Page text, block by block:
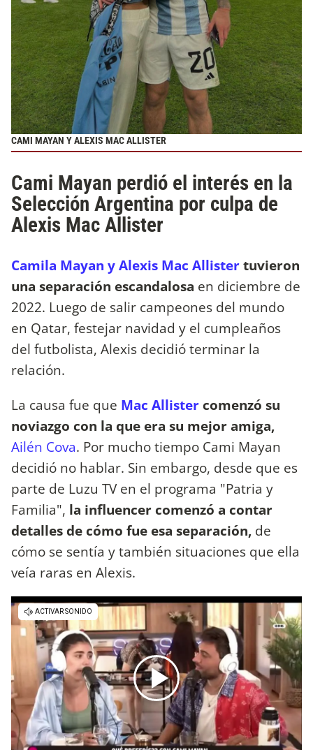
CAMI MAYAN Y ALEXIS MAC ALLISTER
Cami Mayan perdió el interés en la
Selección Argentina por culpa de
Alexis Mac Allister
Camila Mayan y Alexis Mac Allistertuvieron
una separación escandalosa en diciembre de
2022. Luego de salir campeones del mundo
en Qatar, festejar navidad y el cumpleaños
del futbolista, Alexis decidió terminar la
relación.
La causa fue que Mac Allister comenzó su
noviazgo con la que era su mejor amiga,
Ailén Cova. Por mucho tiempo Cami Mayan
decidió no hablar. Sin embargo, desde que es
parte de Luzu TV en el programa "Patria y
Familia", la influencer comenzó a contar
detalles de cómo fue esa separación, de
cómo se sentía y también situaciones que ella
veía raras en Alexis.